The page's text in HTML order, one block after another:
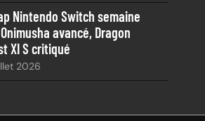
Nintendo Switch semaine
avancé, Dragon
XI S critiqué
2026